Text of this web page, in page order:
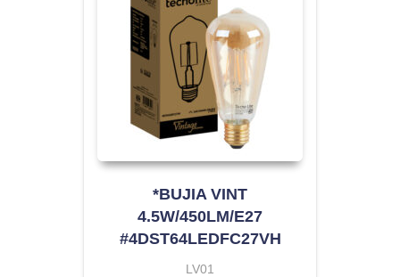
*BUJIA VINT
4.5W/450LM/E27
#4DST64LEDFC27VH
LV01